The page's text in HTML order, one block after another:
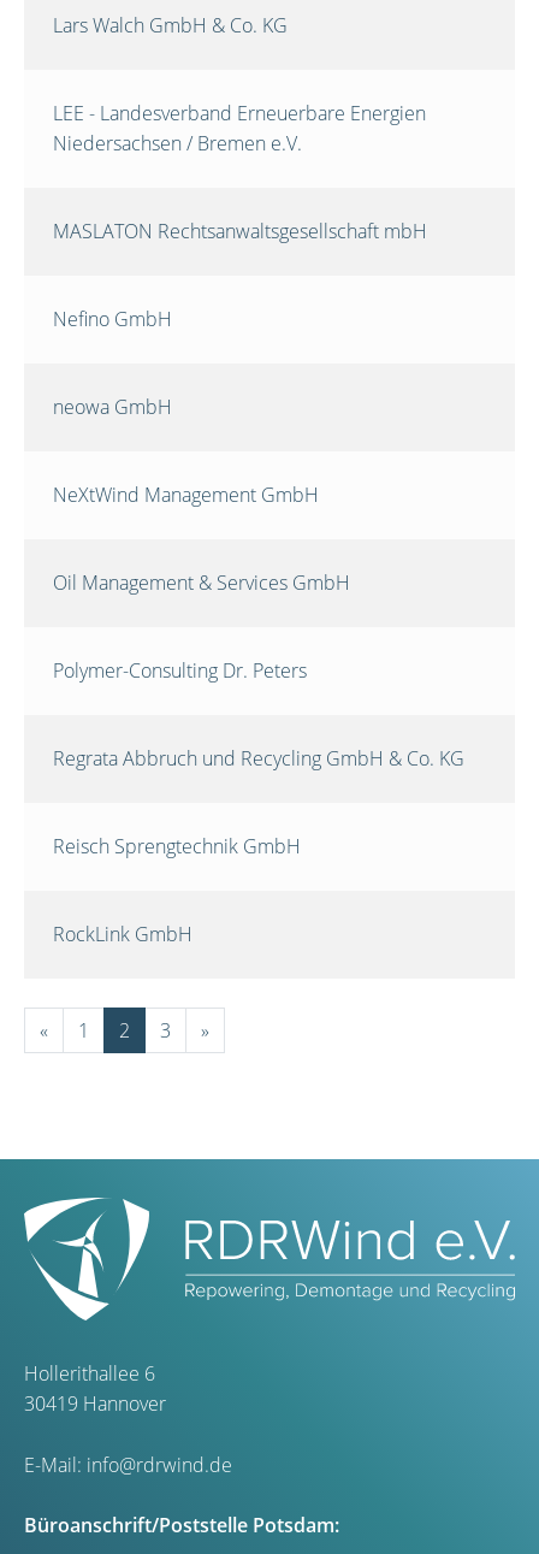
Lars Walch GmbH & Co. KG
LEE - Landesverband Erneuerbare Energien
Niedersachsen / Bremen e.V.
MASLATON Rechtsanwaltsgesellschaft mbH
Nefino GmbH
neowa GmbH
NeXtWind Management GmbH
Oil Management & Services GmbH
Polymer-Consulting Dr. Peters
Regrata Abbruch und Recycling GmbH & Co. KG
Reisch Sprengtechnik GmbH
RockLink GmbH
« 1 2 3 »
Hollerithallee 6
30419 Hannover
E-Mail: info@rdrwind.de
Büroanschrift/Poststelle Potsdam: